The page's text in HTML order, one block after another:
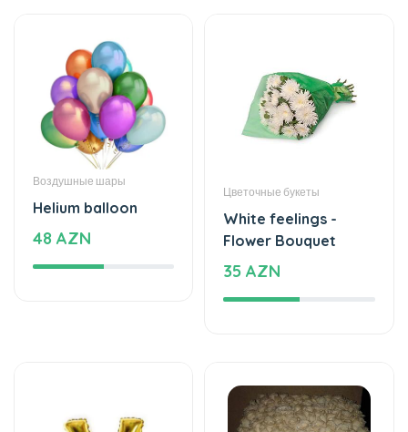
Воздушные шары
Helium balloon
48 AZN
Цветочные букеты
Flower Bouquet
35 AZN